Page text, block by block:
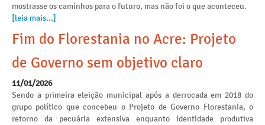
mostrasse os caminhos para o futuro, mas não foi o que aconteceu.
[leia mais...]
Fim do Florestania no Acre: Projeto
de Governo sem objetivo claro
11/01/2026
Sendo a primeira eleição municipal após a derrocada em 2018 do
grupo político que concebeu o Projeto de Governo Florestania, o
retorno da pecuária extensiva enquanto identidade produtiva